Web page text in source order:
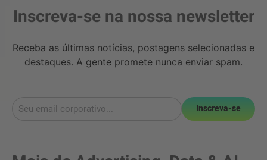
Inscreva-se na nossa newsletter
Receba as últimas notícias, postagens selecionadas e
destaques. A gente promete nunca enviar spam.
Inscreva-se